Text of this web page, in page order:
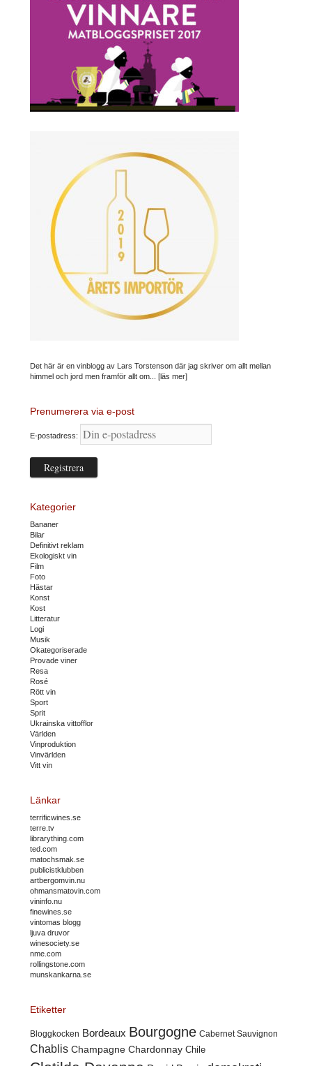
Det här är en vinblogg av Lars Torstenson där jag skriver om allt mellan
himmel och jord men framför allt om... [läs mer]
Prenumerera via e-post
E-postadress:
Kategorier
Bananer
Bilar
Definitivt reklam
Ekologiskt vin
Film
Foto
Hästar
Konst
Kost
Litteratur
Logi
Musik
Okategoriserade
Provade viner
Resa
Rosé
Rött vin
Sport
Sprit
Ukrainska vittofflor
Världen
Vinproduktion
Vinvärlden
Vitt vin
Länkar
terrificwines.se
terre.tv
librarything.com
ted.com
matochsmak.se
publicistklubben
artbergomvin.nu
ohmansmatovin.com
vininfo.nu
finewines.se
vintomas blogg
ljuva druvor
winesociety.se
nme.com
rollingstone.com
munskankarna.se
Etiketter
Bloggkocken Bordeaux Bourgogne Cabernet Sauvignon
Chablis Champagne Chardonnay Chile